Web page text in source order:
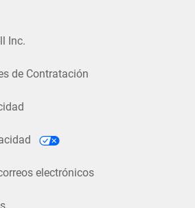
Inc.
de Contratación
electrónicos